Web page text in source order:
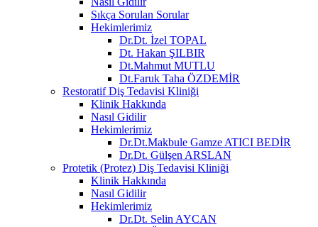
Sıkça Sorulan Sorular
Hekimlerimiz
Dr.Dt. İzel TOPAL
Dt. Hakan ŞILBIR
Dt.Mahmut MUTLU
Dt.Faruk Taha ÖZDEMİR
Restoratif Diş Tedavisi Kliniği
Klinik Hakkında
Nasıl Gidilir
Hekimlerimiz
Dr.Dt.Makbule Gamze ATICI BEDİR
Dr.Dt. Gülşen ARSLAN
Protetik (Protez) Diş Tedavisi Kliniği
Klinik Hakkında
Nasıl Gidilir
Hekimlerimiz
Dr.Dt. Selin AYCAN